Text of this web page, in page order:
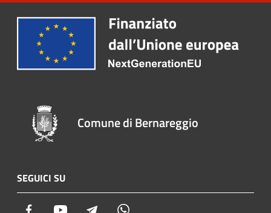
Comune di Bernareggio
SEGUICI SU
Facebook Youtube Telegram